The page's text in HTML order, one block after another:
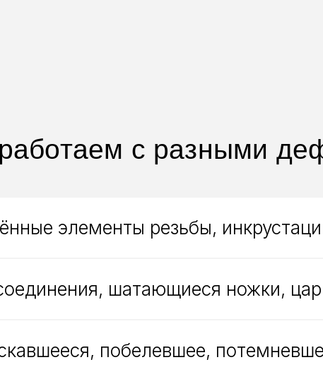
с разными
элементы резьбы,
шатающиеся ножки,
побелевшее,